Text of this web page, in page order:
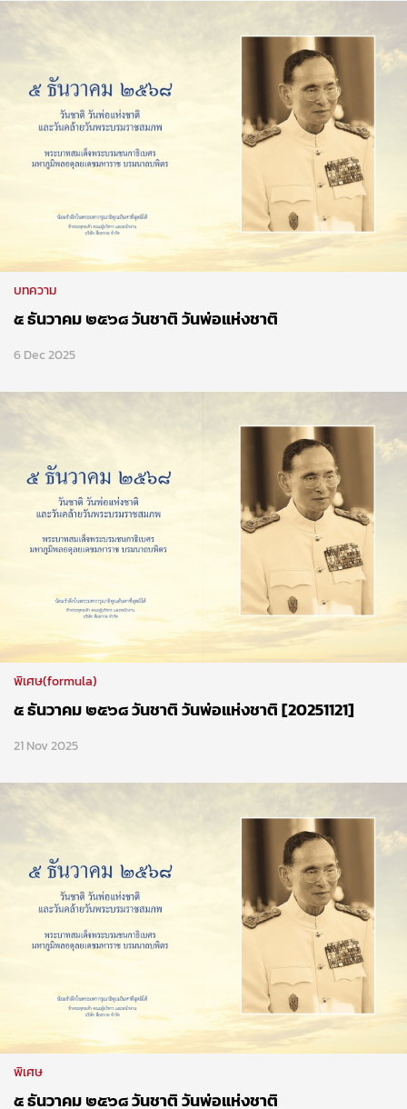
บทความ
๕ ธันวาคม ๒๕๖๘ วันชาติ วันพ่อแห่งชาติ
6 Dec 2025
พิเศษ(formula)
๕ ธันวาคม ๒๕๖๘ วันชาติ วันพ่อแห่งชาติ [20251121]
21 Nov 2025
พิเศษ
๕ ธันวาคม ๒๕๖๘ วันชาติ วันพ่อแห่งชาติ